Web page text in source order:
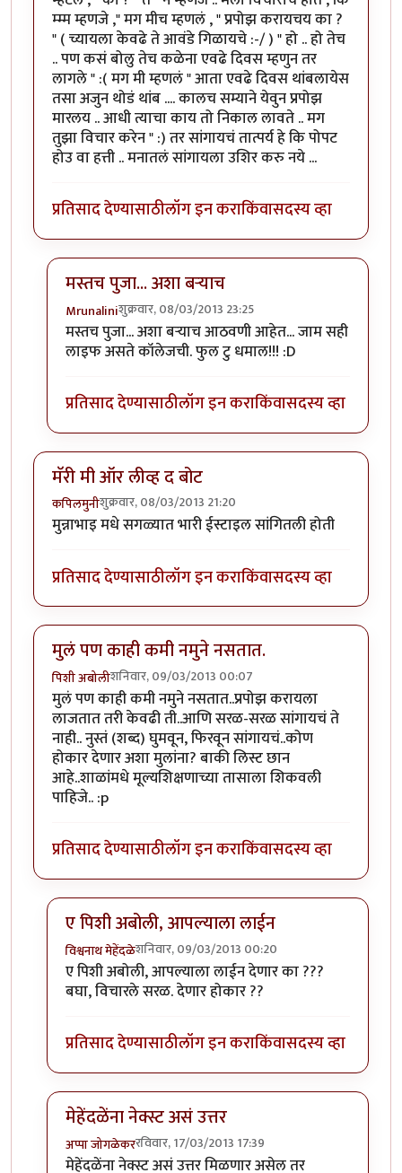
म्म्म म्हणजे ," मग मीच म्हणलं , " प्रपोझ करायचय का ?
" ( च्यायला केवढे ते आवंडे गिळायचे :-/ ) " हो .. हो तेच
.. पण कसं बोलु तेच कळेना एवढे दिवस म्हणुन तर
लागले " :( मग मी म्हणलं " आता एवढे दिवस थांबलायेस
तसा अजुन थोडं थांब .... कालच सम्याने येवुन प्रपोझ
मारलय .. आधी त्याचा काय तो निकाल लावते .. मग
तुझा विचार करेन " :) तर सांगायचं तात्पर्य हे कि पोपट
होउ वा हत्ती .. मनातलं सांगायला उशिर करु नये ...
प्रतिसाद देण्यासाठीलॉग इन कराकिंवासदस्य व्हा
मस्तच पुजा... अशा बर्‍याच
Mrunaliniशुक्रवार, 08/03/2013 23:25
In reply toमज्जा आली ....byजेनी...
मस्तच पुजा... अशा बर्‍याच आठवणी आहेत... जाम सही
लाइफ असते कॉलेजची. फुल टु धमाल!!! :D
प्रतिसाद देण्यासाठीलॉग इन कराकिंवासदस्य व्हा
मॅरी मी ऑर लीव्ह द बोट
कपिलमुनीशुक्रवार, 08/03/2013 21:20
मुन्नाभाइ मधे सगळ्यात भारी ईस्टाइल सांगितली होती
प्रतिसाद देण्यासाठीलॉग इन कराकिंवासदस्य व्हा
मुलं पण काही कमी नमुने नसतात.
पिशी अबोलीशनिवार, 09/03/2013 00:07
मुलं पण काही कमी नमुने नसतात..प्रपोझ करायला
लाजतात तरी केवढी ती..आणि सरळ-सरळ सांगायचं ते
नाही.. नुस्तं (शब्द) घुमवून, फिरवून सांगायचं..कोण
होकार देणार अशा मुलांना? बाकी लिस्ट छान
आहे..शाळांमधे मूल्यशिक्षणाच्या तासाला शिकवली
पाहिजे.. :p
प्रतिसाद देण्यासाठीलॉग इन कराकिंवासदस्य व्हा
ए पिशी अबोली, आपल्याला लाईन
विश्वनाथ मेहेंदळेशनिवार, 09/03/2013 00:20
In reply toमुलं पण काही कमी नमुने नसतात.by
ए पिशी अबोली, आपल्याला लाईन देणार का ???
बघा, विचारले सरळ. देणार होकार ??
प्रतिसाद देण्यासाठीलॉग इन कराकिंवासदस्य व्हा
मेहेंदळेंना नेक्स्ट असं उत्तर
अप्पा जोगळेकररविवार, 17/03/2013 17:39
In reply toमुलं पण काही कमी नमुने नसतात.
मेहेंदळेंना नेक्स्ट असं उत्तर मिळणार असेल तर